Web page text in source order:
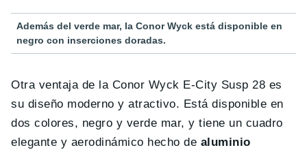
Además del verde mar, la Conor Wyck está disponible en
negro con inserciones doradas.
Otra ventaja de la Conor Wyck E-City Susp 28 es
su diseño moderno y atractivo. Está disponible en
dos colores, negro y verde mar, y tiene un cuadro
elegante y aerodinámico hecho de aluminio